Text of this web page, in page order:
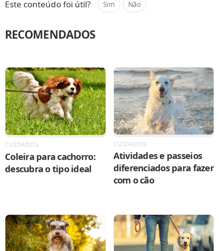
Este conteúdo foi útil? Sim Não
RECOMENDADOS
CUIDADOS
Coleira para cachorro:
descubra o tipo ideal
CUIDADOS
Atividades e passeios
diferenciados para fazer
com o cão